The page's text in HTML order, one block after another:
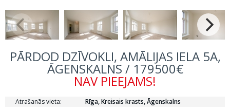
PĀRDOD DZĪVOKLI, AMĀLIJAS IELA 5A,
ĀGENSKALNS / 179500€
NAV PIEEJAMS!
Atrašanās vieta:
Rīga, Kreisais krasts, Āgenskalns